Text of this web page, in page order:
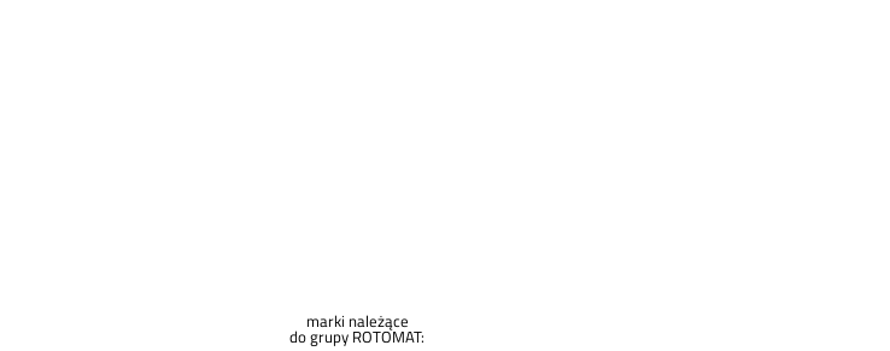
marki należące
do grupy ROTOMAT: